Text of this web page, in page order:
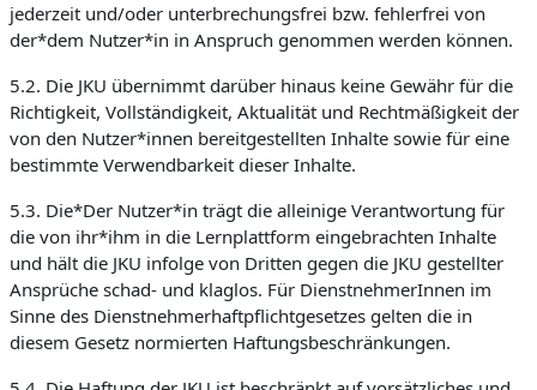
jederzeit und/oder unterbrechungsfrei bzw. fehlerfrei von
der*dem Nutzer*in in Anspruch genommen werden können.
5.2. Die JKU übernimmt darüber hinaus keine Gewähr für die
Richtigkeit, Vollständigkeit, Aktualität und Rechtmäßigkeit der
von den Nutzer*innen bereitgestellten Inhalte sowie für eine
bestimmte Verwendbarkeit dieser Inhalte.
5.3. Die*Der Nutzer*in trägt die alleinige Verantwortung für
die von ihr*ihm in die Lernplattform eingebrachten Inhalte
und hält die JKU infolge von Dritten gegen die JKU gestellter
Ansprüche schad- und klaglos. Für DienstnehmerInnen im
Sinne des Dienstnehmerhaftpflichtgesetzes gelten die in
diesem Gesetz normierten Haftungsbeschränkungen.